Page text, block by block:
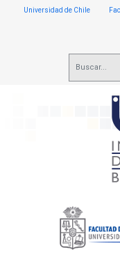
Universidad de Chile